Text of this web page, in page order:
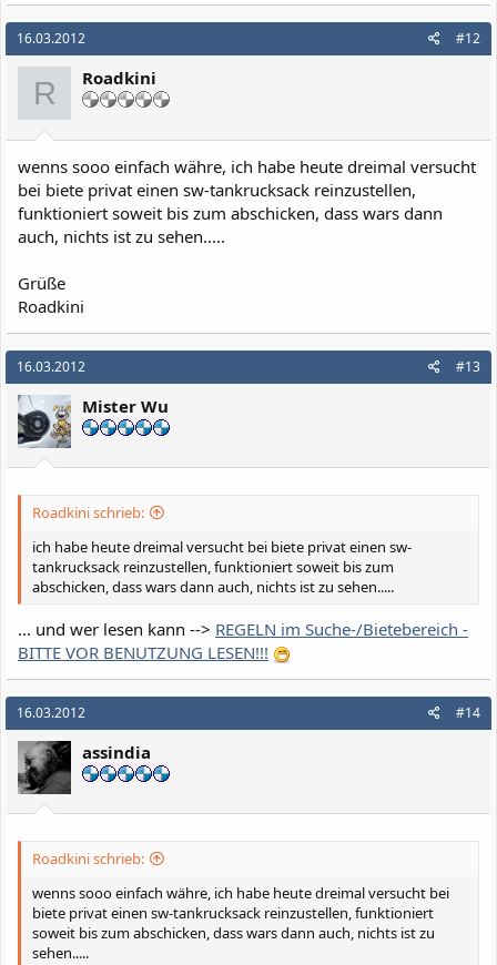
16.03.2012 #12
R Roadkini
wenns sooo einfach währe, ich habe heute dreimal versucht
bei biete privat einen sw-tankrucksack reinzustellen,
funktioniert soweit bis zum abschicken, dass wars dann
auch, nichts ist zu sehen.....
Grüße
Roadkini
16.03.2012 #13
Mister Wu
Roadkini schrieb:
ich habe heute dreimal versucht bei biete privat einen sw-
tankrucksack reinzustellen, funktioniert soweit bis zum
abschicken, dass wars dann auch, nichts ist zu sehen.....
... und wer lesen kann --> REGELN im Suche-/Bietebereich -
BITTE VOR BENUTZUNG LESEN!!!
16.03.2012 #14
assindia
Roadkini schrieb:
wenns sooo einfach währe, ich habe heute dreimal versucht bei
biete privat einen sw-tankrucksack reinzustellen, funktioniert
soweit bis zum abschicken, dass wars dann auch, nichts ist zu
sehen.....